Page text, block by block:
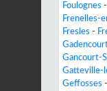
Foulognes -
Frenelles-
Fresles -
Gancourt-
Gatteville-
Geffosses -